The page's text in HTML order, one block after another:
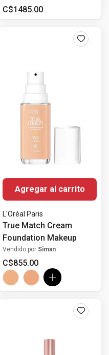
C$1485.00
Agregar al carrito
L'Oréal Paris
True Match Cream
Foundation Makeup
Vendido por Siman
C$855.00